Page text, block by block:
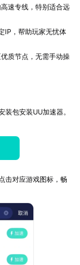
速专线，特别适合远
IP，帮助玩家无忧体
质节点，无需手动操
包安装UU加速器。
击对应游戏图标，畅